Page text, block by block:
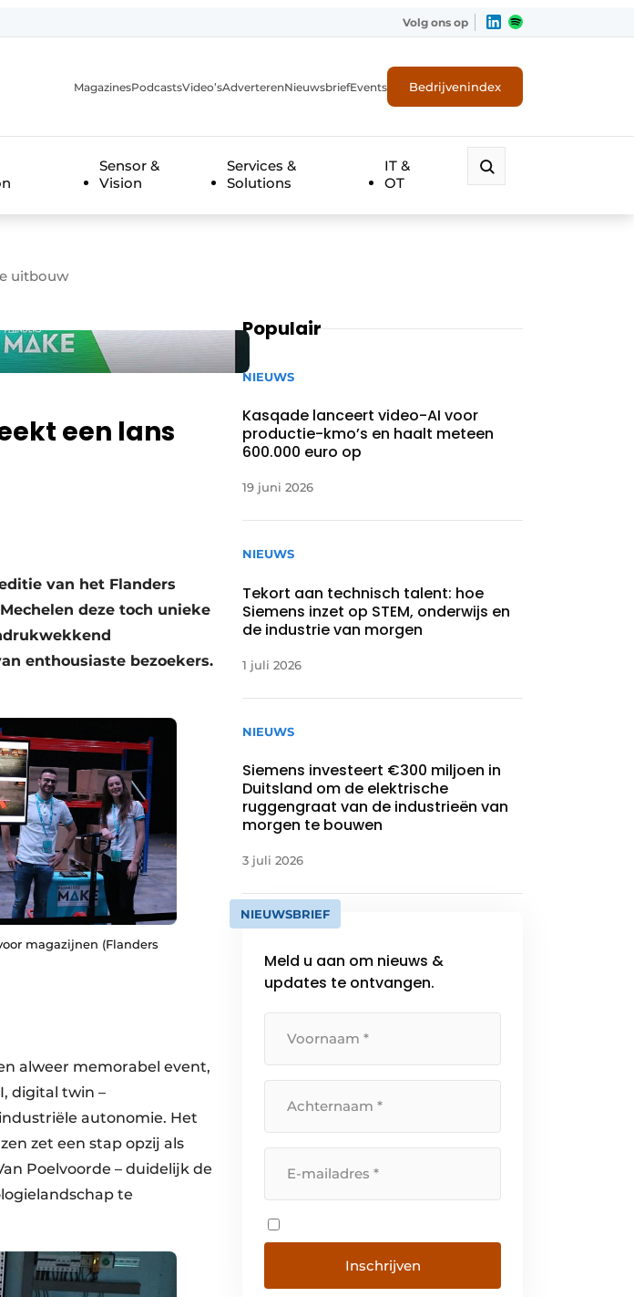
Volg ons op
MagazinesPodcastsVideo’sAdverterenNieuwsbriefEvents Bedrijvenindex
Sensor &
Vision
Services &
Solutions
IT &
OT
uitbouw
een lans
van het Flanders
deze toch unieke
enthousiaste bezoekers.
magazijnen (Flanders
alweer memorabel event,
digital twin –
autonomie. Het
zet een stap opzij als
Poelvoorde – duidelijk de
te
Populair
NIEUWS
Kasqade lanceert video-AI voor
productie-kmo’s en haalt meteen
600.000 euro op
19 juni 2026
NIEUWS
Tekort aan technisch talent: hoe
Siemens inzet op STEM, onderwijs en
de industrie van morgen
1 juli 2026
NIEUWS
Siemens investeert €300 miljoen in
Duitsland om de elektrische
ruggengraat van de industrieën van
morgen te bouwen
3 juli 2026
NIEUWSBRIEF
Meld u aan om nieuws &
updates te ontvangen.